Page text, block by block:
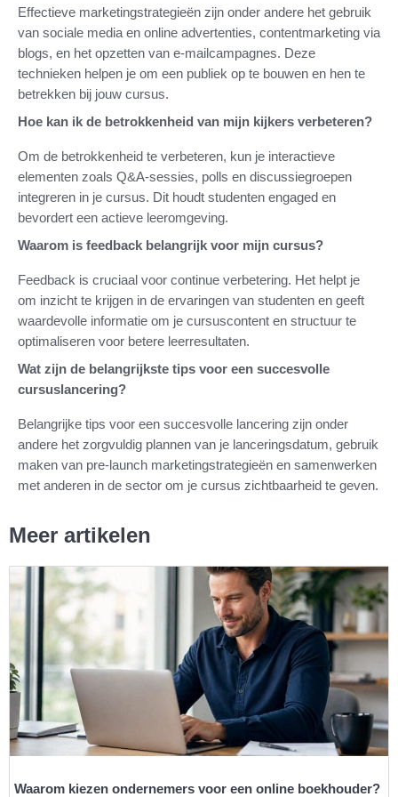
Effectieve marketingstrategieën zijn onder andere het gebruik
van sociale media en online advertenties, contentmarketing via
blogs, en het opzetten van e-mailcampagnes. Deze
technieken helpen je om een publiek op te bouwen en hen te
betrekken bij jouw cursus.
Hoe kan ik de betrokkenheid van mijn kijkers verbeteren?
Om de betrokkenheid te verbeteren, kun je interactieve
elementen zoals Q&A-sessies, polls en discussiegroepen
integreren in je cursus. Dit houdt studenten engaged en
bevordert een actieve leeromgeving.
Waarom is feedback belangrijk voor mijn cursus?
Feedback is cruciaal voor continue verbetering. Het helpt je
om inzicht te krijgen in de ervaringen van studenten en geeft
waardevolle informatie om je cursuscontent en structuur te
optimaliseren voor betere leerresultaten.
Wat zijn de belangrijkste tips voor een succesvolle
cursuslancering?
Belangrijke tips voor een succesvolle lancering zijn onder
andere het zorgvuldig plannen van je lanceringsdatum, gebruik
maken van pre-launch marketingstrategieën en samenwerken
met anderen in de sector om je cursus zichtbaarheid te geven.
Meer artikelen
Waarom kiezen ondernemers voor een online boekhouder?